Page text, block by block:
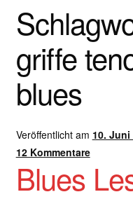
Aktuelle Blog Artikel
ANMELDUNG
Dankeschön – Impro
Datenschutz
Disclaimer
griffe
blues
Veröffentlicht am 10. Juni
12 Kommentare
Blues